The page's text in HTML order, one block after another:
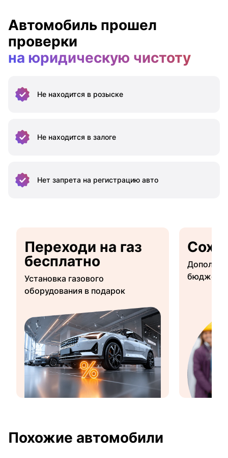
Автомобиль прошел
проверки
на юридическую чистоту
Не находится в розыске
Не находится в залоге
Нет запрета на регистрацию авто
Переходи на газ
бесплатно
Установка газового
оборудования в подарок
Похожие автомобили